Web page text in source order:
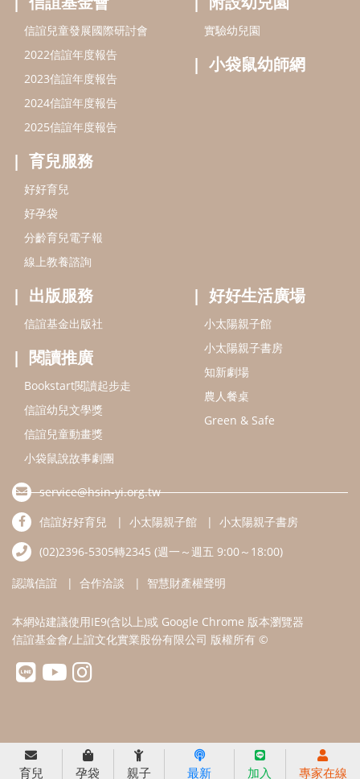
好孕袋
分齡育兒電子報
線上教養諮詢
出版服務
信誼基金出版社
閱讀推廣
Bookstart閱讀起步走
信誼幼兒文學獎
信誼兒童動畫獎
小袋鼠說故事劇團
service@hsin-yi.org.tw
信誼好好育兒
小太陽親子書房
(02)2396-5305轉2345 (週一～週五 9:00～18:00)
認識信誼 合作洽談 智慧財產權聲明
本網站建議使用IE9(含以上)或 Google Chrome 版本瀏覽器
信誼基金會/上誼文化實業股份有限公司 版權所有 ©
育兒 孕袋 親子 最新 加入 專家在線